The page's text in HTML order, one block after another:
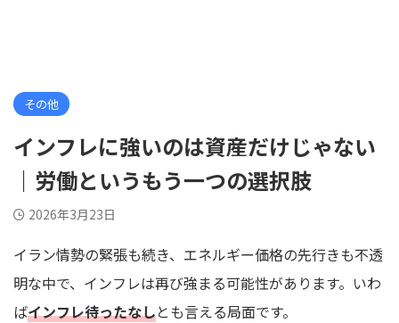
その他
インフレに強いのは資産だけじゃない
｜労働というもう一つの選択肢
2026年3月23日
イラン情勢の緊張も続き、エネルギー価格の先行きも不透
明な中で、インフレは再び強まる可能性があります。いわ
ばインフレ待ったなしとも言える局面です。